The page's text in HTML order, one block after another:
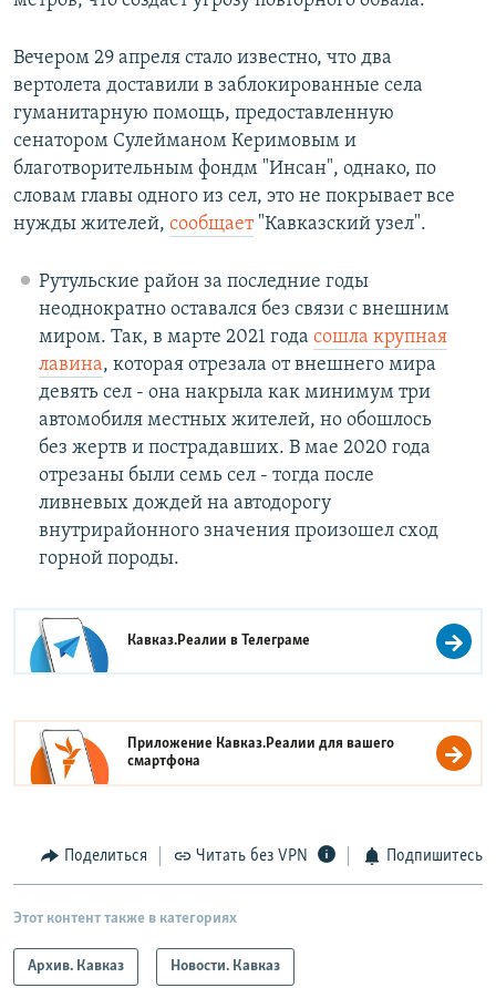
Вечером 29 апреля стало известно, что два
вертолета доставили в заблокированные села
гуманитарную помощь, предоставленную
сенатором Сулейманом Керимовым и
благотворительным фондм "Инсан", однако, по
словам главы одного из сел, это не покрывает все
нужды жителей, сообщает"Кавказский узел".
Рутульские район за последние годы
неоднократно оставался без связи с внешним
миром. Так, в марте 2021 года сошла крупная
лавина, которая отрезала от внешнего мира
девять сел - она накрыла как минимум три
автомобиля местных жителей, но обошлось
без жертв и пострадавших. В мае 2020 года
отрезаны были семь сел - тогда после
ливневых дождей на автодорогу
внутрирайонного значения произошел сход
горной породы.
Кавказ.Реалии вТелеграме
Приложение Кавказ.Реалии для вашего
смартфона
Поделиться Читать без VPN Подпишитесь
Этот контент также в категориях
Архив. Кавказ Новости. Кавказ